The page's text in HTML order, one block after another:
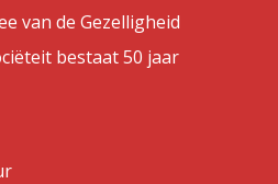
van de Gezelligheid
bestaat 50 jaar